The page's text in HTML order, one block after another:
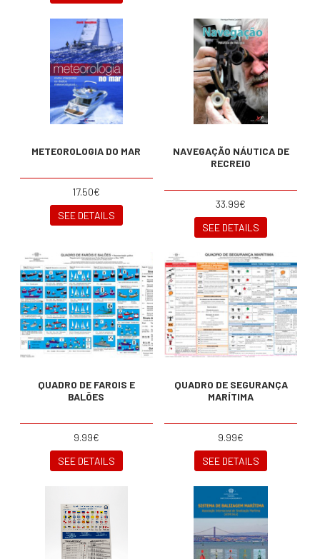
METEOROLOGIA DO MAR
17.50€
SEE DETAILS
NAVEGAÇÃO NÁUTICA DE
RECREIO
33.99€
SEE DETAILS
QUADRO DE FAROIS E
BALÕES
9.99€
SEE DETAILS
QUADRO DE SEGURANÇA
MARÍTIMA
9.99€
SEE DETAILS